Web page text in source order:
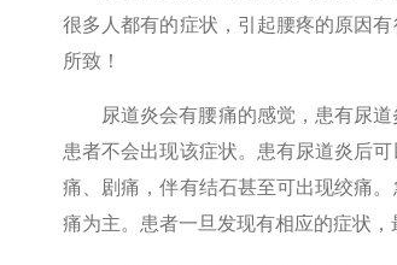
很多人都有的症状，引起腰疼的原因
所致！
尿道炎会有腰痛的感觉，患有尿
患者不会出现该症状。患有尿道炎后
痛、剧痛，伴有结石甚至可出现绞痛
痛为主。患者一旦发现有相应的症状